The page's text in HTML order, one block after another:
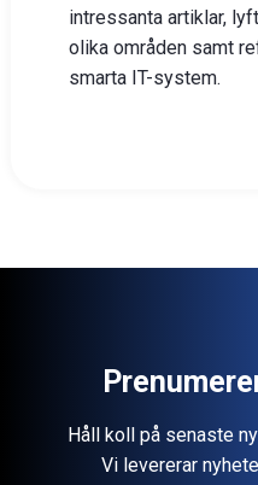
intressanta artiklar,
olika områden samt
smarta IT-system.
Håll koll på senaste
Vi levererar